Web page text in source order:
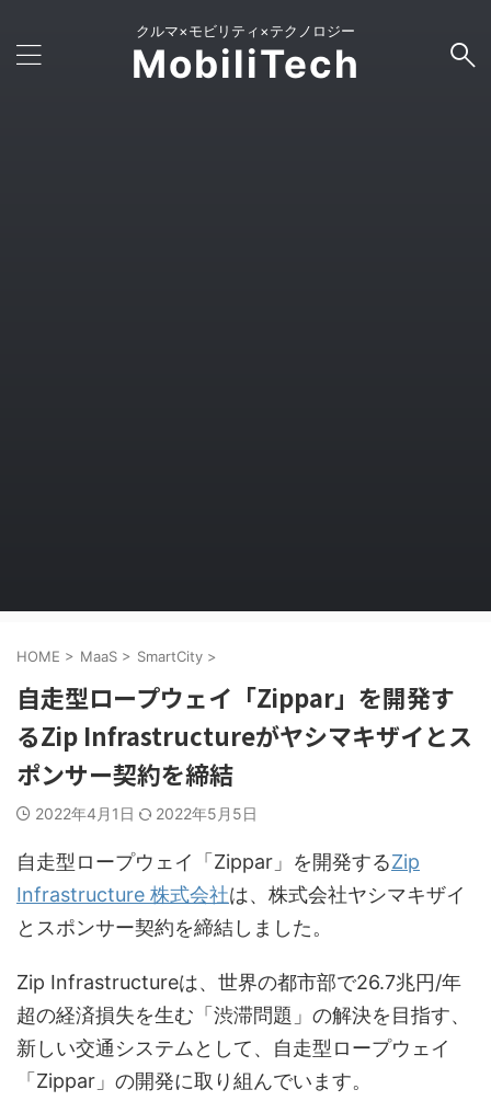
クルマ×モビリティ×テクノロジー
MobiliTech
HOME > MaaS > SmartCity >
自走型ロープウェイ「Zippar」を開発す
るZip Infrastructureがヤシマキザイとス
ポンサー契約を締結
2022年4月1日 2022年5月5日
自走型ロープウェイ「Zippar」を開発するZip
Infrastructure 株式会社は、株式会社ヤシマキザイ
とスポンサー契約を締結しました。
Zip Infrastructureは、世界の都市部で26.7兆円/年
超の経済損失を生む「渋滞問題」の解決を目指す、
新しい交通システムとして、自走型ロープウェイ
「Zippar」の開発に取り組んでいます。